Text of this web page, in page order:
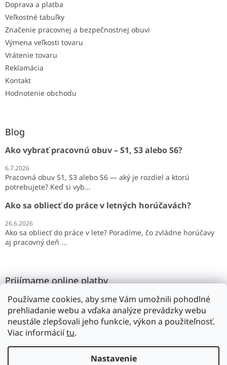
Používame cookies, aby sme Vám umožnili pohodlné
prehliadanie webu a vďaka analýze prevádzky webu
neustále zlepšovali jeho funkcie, výkon a použiteľnosť.
Viac informáciítu.
Nastavenie
Doprava a platba
Veľkostné tabuľky
Značenie pracovnej a bezpečnostnej obuvi
Výmena veľkosti tovaru
Vrátenie tovaru
Reklamácia
Kontakt
Hodnotenie obchodu
Blog
Ako vybrať pracovnú obuv – S1, S3 alebo S6?
6.7.2026
Pracovná obuv S1, S3 alebo S6 — aký je rozdiel a ktorú
potrebujete? Keď si vyb...
Ako sa obliecť do práce v letných horúčavách?
26.6.2026
Ako sa obliecť do práce v lete? Poradíme, čo zvládne horúčavy
aj pracovný deň ...
Prijímame online platby